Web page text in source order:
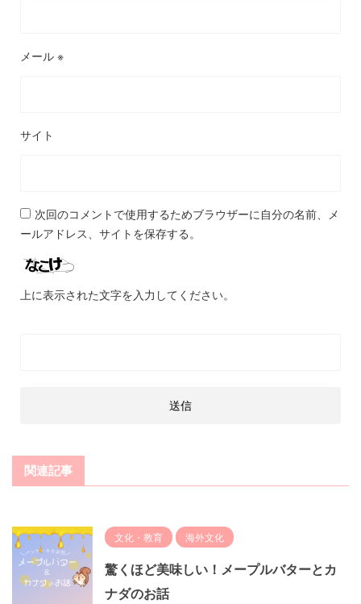
メール ※
サイト
次回のコメントで使用するためブラウザーに自分の名前、メ
ールアドレス、サイトを保存する。
上に表示された文字を入力してください。
関連記事
文化・教育 海外文化
驚くほど美味しい！メープルバターとカ
ナダのお話